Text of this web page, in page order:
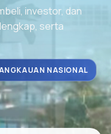
investor, dan
serta
NASIONAL